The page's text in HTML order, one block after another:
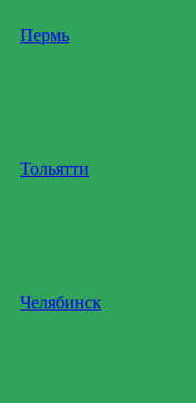
Пермь
Тольятти
Челябинск